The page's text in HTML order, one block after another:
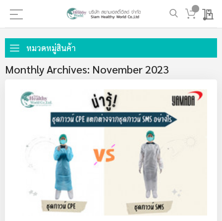
My
ไป
ที่
เนื้อหา
หมวดหมู่สินค้า
Monthly Archives: November 2023